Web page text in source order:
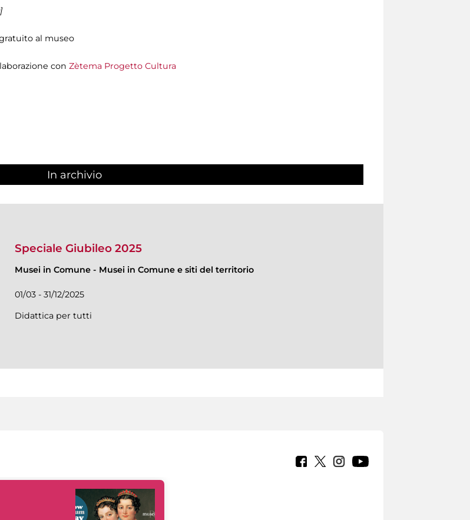
al museo
con Zètema Progetto Cultura
In archivio
Speciale Giubileo 2025
Musei in Comune - Musei in Comune e siti del territorio
01/03 - 31/12/2025
Didattica per tutti